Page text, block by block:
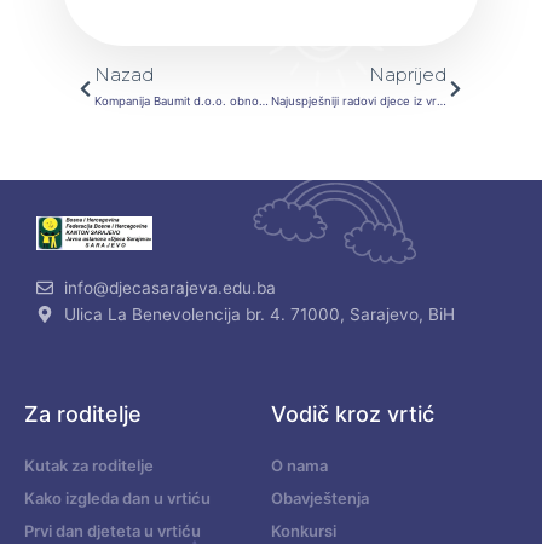
Prev
Nazad
Kompanija Baumit d.o.o. obnovila dio fasade za vrtić “Radost” u Hrasnici
Naprijed
Najuspješniji radovi djece iz vrtića “Bajka” na 18. konkursu Bošnjačke zajednice kulture “Preporod”
info@djecasarajeva.edu.ba
Ulica La Benevolencija br. 4. 71000, Sarajevo, BiH
Za roditelje
Kutak za roditelje
Kako izgleda dan u vrtiću
Prvi dan djeteta u vrtiću
Vodič kroz vrtić
O nama
Obavještenja
Konkursi